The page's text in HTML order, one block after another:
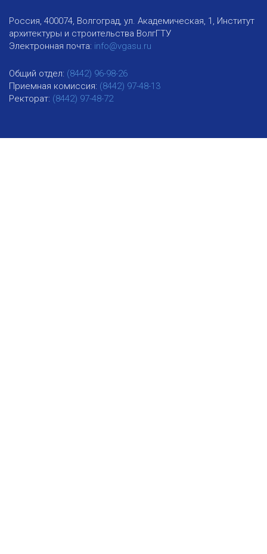
Россия, 400074, Волгоград, ул. Академическая, 1, Институт
архитектуры и строительства ВолгГТУ
Электронная почта: info@vgasu.ru
Общий отдел: (8442) 96-98-26
Приемная комиссия: (8442) 97-48-13
Ректорат: (8442) 97-48-72